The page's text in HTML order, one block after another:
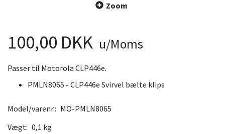
Zoom
100,00 DKK u/Moms
Passer til Motorola CLP446e.
PMLN8065 - CLP446e Svirvel bælte klips
Model/varenr.: MO-PMLN8065
Vægt: 0,1 kg